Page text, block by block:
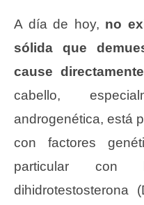
A día de hoy, no
sólida que
cause
cabello,
androgenética, está
con factores
particular
dihidrotestosterona